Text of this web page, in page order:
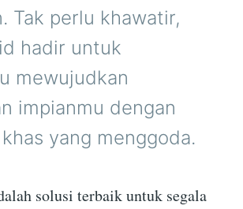
Tak perlu khawatir,
hadir untuk
mewujudkan
impianmu dengan
yang menggoda.
solusi terbaik untuk segala